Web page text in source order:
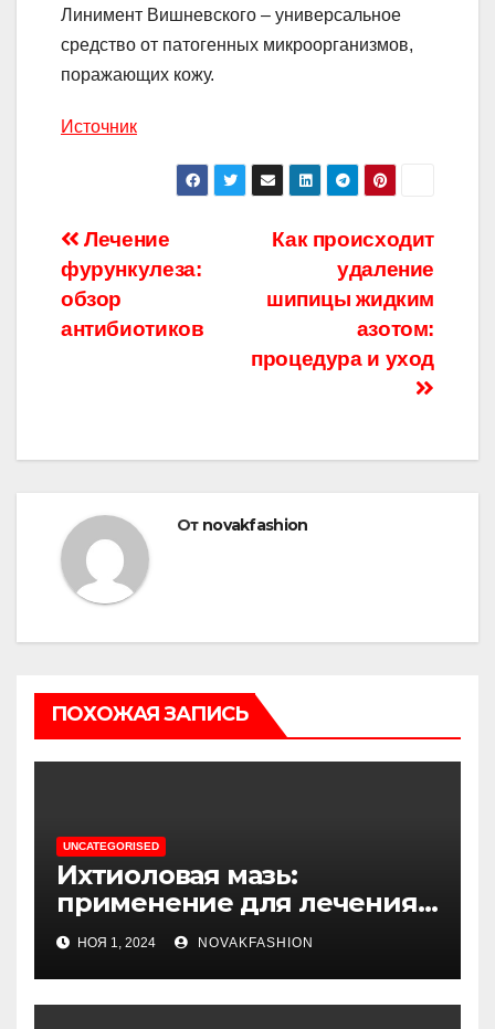
Линимент Вишневского – универсальное
средство от патогенных микроорганизмов,
поражающих кожу.
Источник
Навигация
по
записям
Как происходит
удаление
шипицы жидким
азотом:
процедура и уход
Лечение
фурункулеза:
обзор
антибиотиков
От novakfashion
ПОХОЖАЯ ЗАПИСЬ
UNCATEGORISED
Ихтиоловая мазь:
применение для лечения
фурункулов
НОЯ 1, 2024 NOVAKFASHION